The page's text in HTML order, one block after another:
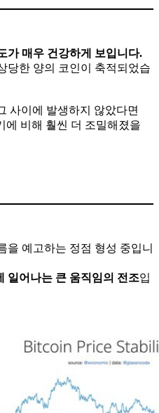
가 매우 건강하게 보입니다.
당한 양의 코인이 축적되었습
사이에 발생하지 않았다면
에 비해 훨씬 더 조밀해졌을
을 예고하는 정점 형성 중입니
일어나는 큰 움직임의 전조입